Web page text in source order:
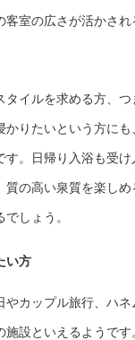
客室の広さが活かされ
タイルを求める方、つ
かりたいという方に
す。日帰り入浴も受
質の高い泉質を楽し
しょう。
い方
やカップル旅行、ハネ
施設といえるようで